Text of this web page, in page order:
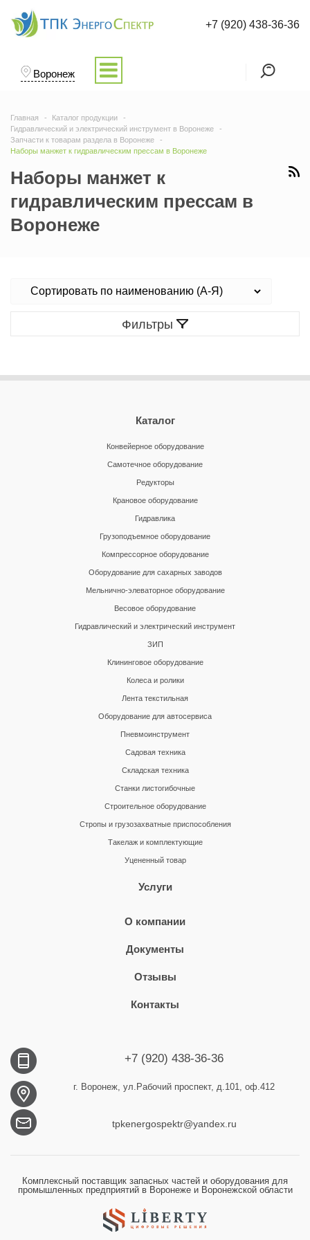
Воронеж
+7 (920) 438-36-36
Главная
Каталог продукции
Гидравлический и электрический инструмент в Воронеже
Запчасти к товарам раздела в Воронеже
Наборы манжет к гидравлическим прессам в Воронеже
Наборы манжет к
гидравлическим прессам в
Воронеже
Фильтры
Каталог
Конвейерное оборудование
Самотечное оборудование
Редукторы
Крановое оборудование
Гидравлика
Грузоподъемное оборудование
Компрессорное оборудование
Оборудование для сахарных заводов
Мельнично-элеваторное оборудование
Весовое оборудование
Гидравлический и электрический инструмент
ЗИП
Клининговое оборудование
Колеса и ролики
Лента текстильная
Оборудование для автосервиса
Пневмоинструмент
Садовая техника
Складская техника
Станки листогибочные
Строительное оборудование
Стропы и грузозахватные приспособления
Такелаж и комплектующие
Уцененный товар
Услуги
О компании
Документы
Отзывы
Контакты
+7 (920) 438-36-36
г. Воронеж, ул.Рабочий проспект, д.101, оф.412
tpkenergospektr@yandex.ru
Комплексный поставщик запасных частей и оборудования для
промышленных предприятий в Воронеже и Воронежской области